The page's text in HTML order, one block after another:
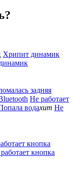
Хрипит динамик
задняя
Не работает
водахит Не
кнопка
кнопка